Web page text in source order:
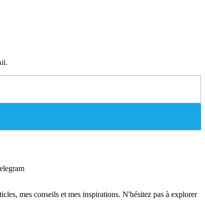
mes conseils et mes inspirations. N'hésitez pas à explorer